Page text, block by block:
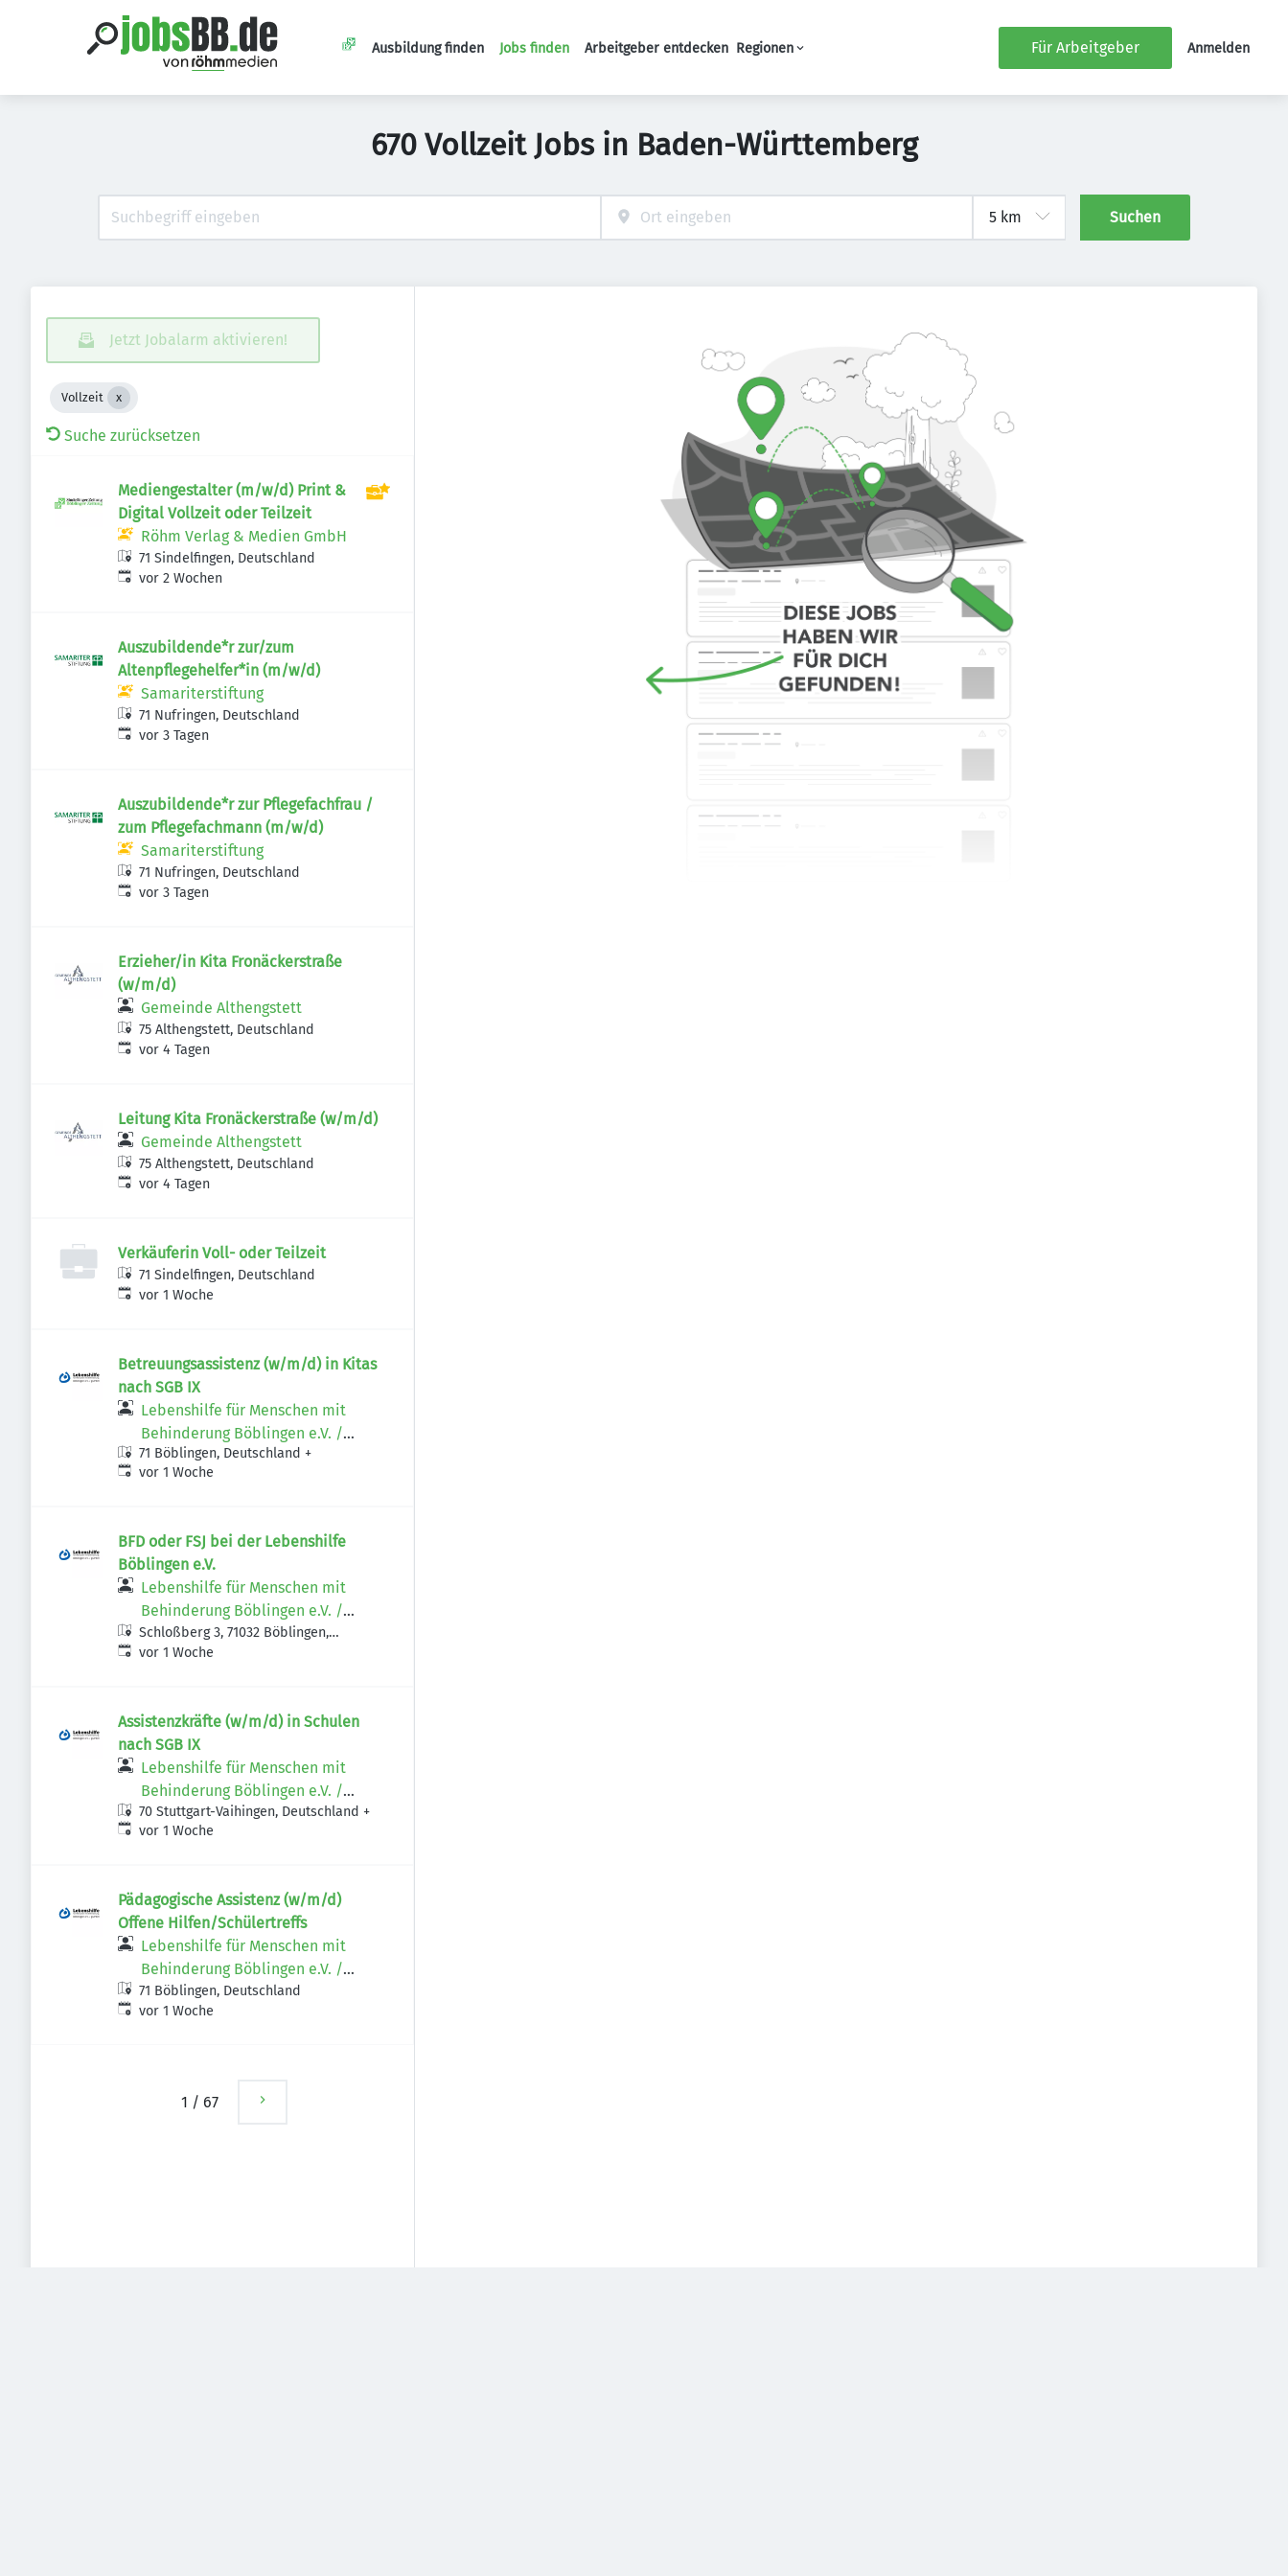
Haupt-Navigation
Ausbildung finden Jobs finden Arbeitgeber entdecken Regionen Für Arbeitgeber Anmelden
670 Vollzeit Jobs in Baden-Württemberg
Suchen
Jetzt Jobalarm aktivieren!
Vollzeit
Suche zurücksetzen
Mediengestalter (m/w/d) Print &
Digital Vollzeit oder Teilzeit
Röhm Verlag & Medien GmbH
71 Sindelfingen, Deutschland
Veröffentlicht:
vor 2 Wochen
Auszubildende*r zur/zum
Altenpflegehelfer*in (m/w/d)
Samariterstiftung
71 Nufringen, Deutschland
Veröffentlicht:
vor 3 Tagen
Auszubildende*r zur Pflegefachfrau /
zum Pflegefachmann (m/w/d)
Samariterstiftung
71 Nufringen, Deutschland
Veröffentlicht:
vor 3 Tagen
Erzieher/in Kita Fronäckerstraße
(w/m/d)
Gemeinde Althengstett
75 Althengstett, Deutschland
Veröffentlicht:
vor 4 Tagen
Leitung Kita Fronäckerstraße (w/m/d)
Gemeinde Althengstett
75 Althengstett, Deutschland
Veröffentlicht:
vor 4 Tagen
Verkäuferin Voll- oder Teilzeit
71 Sindelfingen, Deutschland
Veröffentlicht:
vor 1 Woche
Betreuungsassistenz (w/m/d) in Kitas
nach SGB IX
Lebenshilfe für Menschen mit
Behinderung Böblingen e.V. /
gGmbH
71 Böblingen, Deutschland +
Veröffentlicht:
vor 1 Woche
BFD oder FSJ bei der Lebenshilfe
Böblingen e.V.
Lebenshilfe für Menschen mit
Behinderung Böblingen e.V. /
gGmbH
Schloßberg 3, 71032 Böblingen,
Deutschland
Veröffentlicht:
vor 1 Woche
Assistenzkräfte (w/m/d) in Schulen
nach SGB IX
Lebenshilfe für Menschen mit
Behinderung Böblingen e.V. /
gGmbH
70 Stuttgart-Vaihingen, Deutschland +
Veröffentlicht:
vor 1 Woche
Pädagogische Assistenz (w/m/d)
Offene Hilfen/Schülertreffs
Lebenshilfe für Menschen mit
Behinderung Böblingen e.V. /
gGmbH
71 Böblingen, Deutschland
Veröffentlicht:
vor 1 Woche
1 / 67